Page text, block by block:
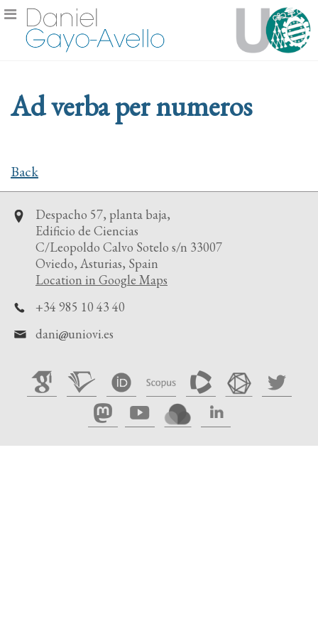
Ad verba per numeros
Back
Despacho 57, planta baja,
Edificio de Ciencias
C/Leopoldo Calvo Sotelo s/n 33007
Oviedo, Asturias, Spain
Location in Google Maps
+34 985 10 43 40
dani
uniovi.es